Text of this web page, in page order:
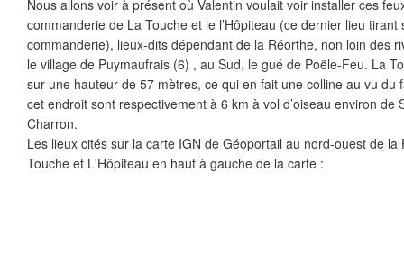
Nous allons voir à présent où Valentin voulait voir installer ces
commanderie de La Touche et le l’Hôpiteau (ce dernier lieu tirant
commanderie), lieux-dits dépendant de la Réorthe, non loin des
le village de Puymaufrais (6) , au Sud, le gué de Poële-Feu. La
sur une hauteur de 57 mètres, ce qui en fait une colline au vu du
cet endroit sont respectivement à 6 km à vol d’oiseau environ de
Charron.
Les lieux cités sur la carte IGN de Géoportail au nord-ouest de
Touche et L'Hôpiteau en haut à gauche de la carte :